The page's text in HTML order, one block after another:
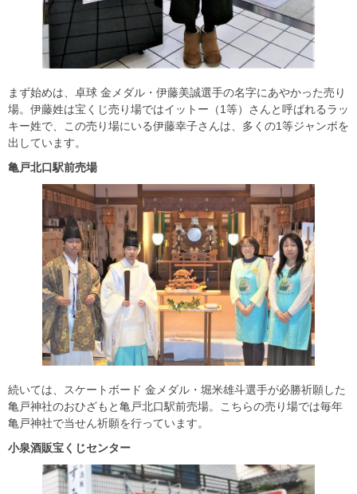
まず始めは、卓球 金メダル・伊藤美誠選手の名字にあやかった売り
場。伊藤姓は宝くじ売り場ではイットー（1等）さんと呼ばれるラッ
キー姓で、この売り場にいる伊藤幸子さんは、多くの1等ジャンボを
出しています。
亀戸北口駅前売場
続いては、スケートボード 金メダル・堀米雄斗選手が必勝祈願した
亀戸神社のおひざもと亀戸北口駅前売場。こちらの売り場では毎年
亀戸神社で当せん祈願を行っています。
小泉酒販宝くじセンター